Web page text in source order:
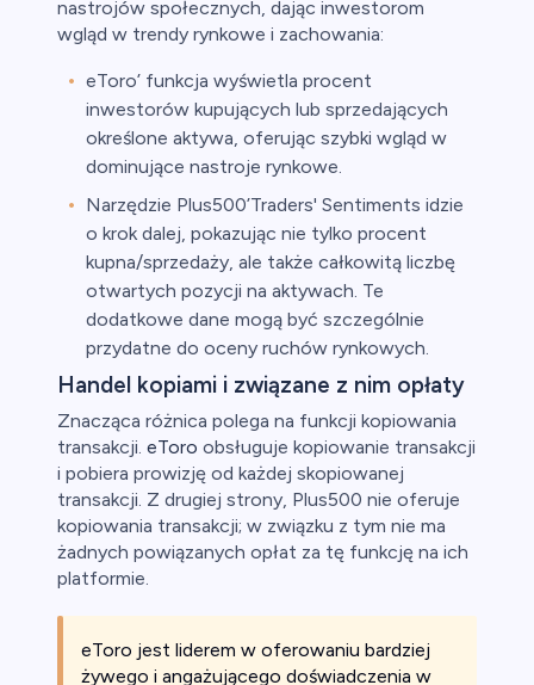
nastrojów społecznych, dając inwestorom
wgląd w trendy rynkowe i zachowania:
eToro’ funkcja wyświetla procent
inwestorów kupujących lub sprzedających
określone aktywa, oferując szybki wgląd w
dominujące nastroje rynkowe.
Narzędzie Plus500’Traders' Sentiments idzie
o krok dalej, pokazując nie tylko procent
kupna/sprzedaży, ale także całkowitą liczbę
otwartych pozycji na aktywach. Te
dodatkowe dane mogą być szczególnie
przydatne do oceny ruchów rynkowych.
Handel kopiami i związane z nim opłaty
Znacząca różnica polega na funkcji kopiowania
transakcji. eToro obsługuje kopiowanie transakcji
i pobiera prowizję od każdej skopiowanej
transakcji. Z drugiej strony, Plus500 nie oferuje
kopiowania transakcji; w związku z tym nie ma
żadnych powiązanych opłat za tę funkcję na ich
platformie.
eToro jest liderem w oferowaniu bardziej
żywego i angażującego doświadczenia w